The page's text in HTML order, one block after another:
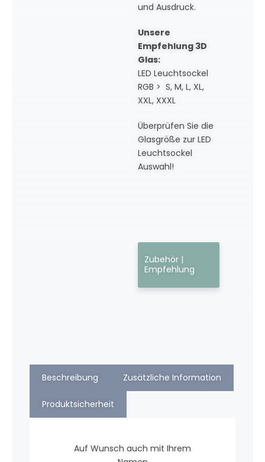
und Ausdruck.
Unsere
Empfehlung 3D
Glas:
LED Leuchtsockel
RGB > S, M, L, XL,
XXL, XXXL
Überprüfen Sie die
Glasgröße zur LED
Leuchtsockel
Auswahl!
Zubehör |
Empfehlung
Beschreibung Zusätzliche Information
Produktsicherheit
Auf Wunsch auch mit Ihrem